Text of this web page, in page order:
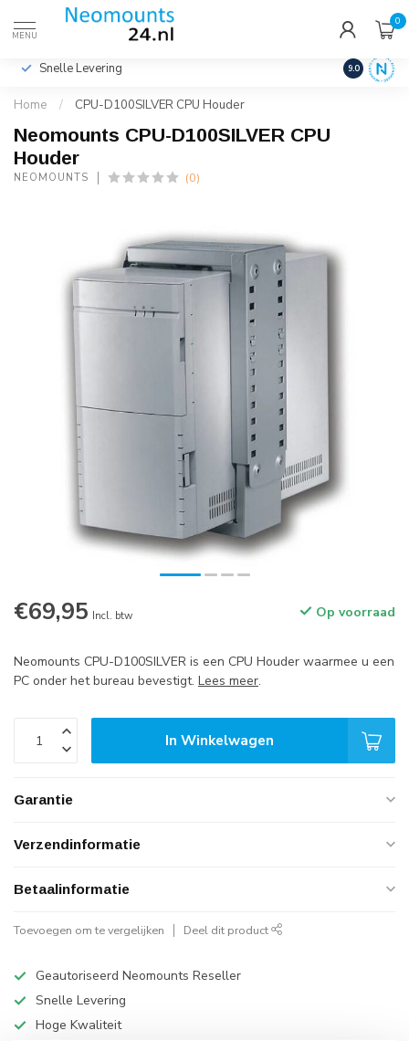
MENU
0
Incl. btw
Snelle Levering Hoge
9.0
Home / CPU-D100SILVER CPU Houder
Neomounts CPU-D100SILVER CPU
Houder
NEOMOUNTS (0)
€69,95 Incl. btw Op voorraad
Neomounts CPU-D100SILVER is een CPU Houder waarmee u een
PC onder het bureau bevestigt. Lees meer.
In Winkelwagen
Garantie
Verzendinformatie
Betaalinformatie
Toevoegen om te vergelijken Deel dit product
Geautoriseerd Neomounts Reseller
Snelle Levering
Hoge Kwaliteit